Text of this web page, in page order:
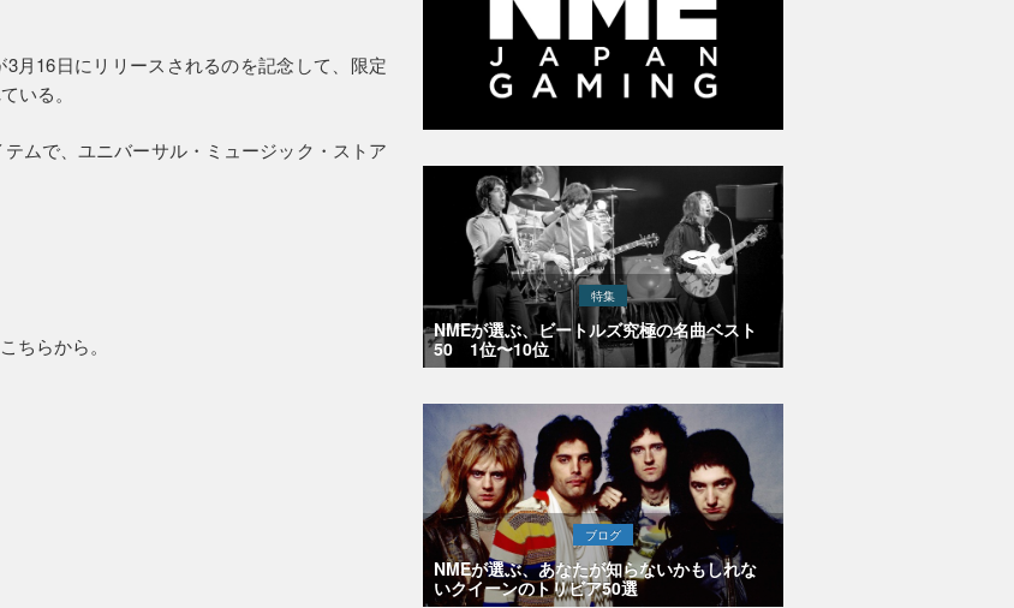
月16日にリリースされるのを記念して、限定
いる。
ムで、ユニバーサル・ミュージック・ストア
ちらから。
特集
NMEが選ぶ、ビートルズ究極の名曲ベスト
50 1位〜10位
ブログ
NMEが選ぶ、あなたが知らないかもしれな
いクイーンのトリビア50選